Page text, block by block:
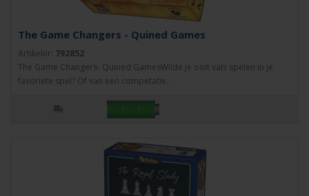
The Game Changers - Quined Games
Artikelnr: 792852
The Game Changers- Quined GamesWilde je ooit vals spelen in je
favoriete spel? Of van een competatie..